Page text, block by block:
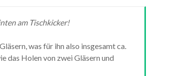
am Tischkicker!
was für ihn also insgesamt ca.
das Holen von zwei Gläsern und